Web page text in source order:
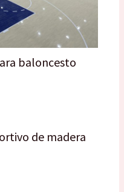
baloncesto
de madera